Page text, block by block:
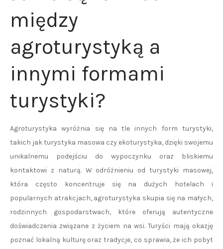
między
agroturystyką a
innymi formami
turystyki?
Agroturystyka wyróżnia się na tle innych form turystyki,
takich jak turystyka masowa czy ekoturystyka, dzięki swojemu
unikalnemu podejściu do wypoczynku oraz bliskiemu
kontaktowi z naturą. W odróżnieniu od turystyki masowej,
która często koncentruje się na dużych hotelach i
popularnych atrakcjach, agroturystyka skupia się na małych,
rodzinnych gospodarstwach, które oferują autentyczne
doświadczenia związane z życiem na wsi. Turyści mają okazję
poznać lokalną kulturę oraz tradycje, co sprawia, że ich pobyt